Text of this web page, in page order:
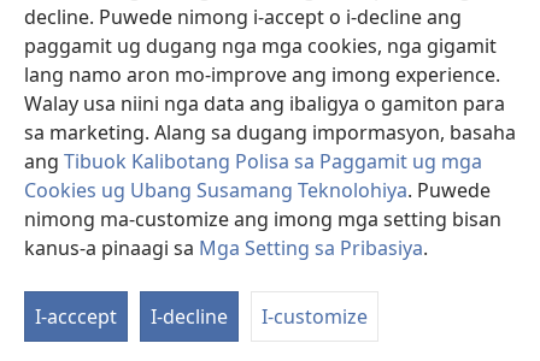
decline. Puwede nimong i-accept o i-decline ang
paggamit ug dugang nga mga cookies, nga gigamit
lang namo aron mo-improve ang imong experience.
Walay usa niini nga data ang ibaligya o gamiton para
sa marketing. Alang sa dugang impormasyon, basaha
ang Tibuok Kalibotang Polisa sa Paggamit ug mga
Cookies ug Ubang Susamang Teknolohiya. Puwede
nimong ma-customize ang imong mga setting bisan
kanus-a pinaagi sa Mga Setting sa Pribasiya.
I-acccept I-decline I-customize
bag-
window)
open
ug
bag-
ong
window)
JW Library
Watchtower Library
Copyright© 2026 Watch Tower Bible and Tract Society of Pennsylvania.
KONDISYONES SA PAGGAMIT|POLISA SA PRIBASIYA|
SA PRIBASIYA